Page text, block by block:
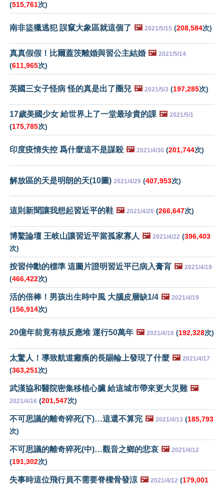
(515,761次)
南非盜獵逃犯 誤竄大象區就這個了 🖼️ 2021/5/15 (208,584次)
真真假假！比爾蓋茨離婚與習公主結婚 🖼️ 2021/5/14
(611,965次)
英國三女子怪病 怪的真是出了圈兒 🖼️ 2021/5/3 (197,285次)
17歲美國少女 給世界上了一堂最珍貴的課 🖼️ 2021/5/1
(175,785次)
印度疫情失控 爲什麼這不是謀殺 🖼️ 2021/4/30 (201,744次)
解放區的天是明朗的天(10圖) 2021/4/29 (407,953次)
這則新聞讓我想起習近平的鞋 🖼️ 2021/4/26 (266,647次)
博鰲論壇 王岐山讓習近平當孤家寡人 🖼️ 2021/4/22 (396,403
次)
按習仲勳的標準 這圖片證明習近平已病入膏肓 🖼️ 2021/4/19
(466,422次)
活的倍棒！男孩出生時中風 大腦皮層缺1/4 🖼️ 2021/4/19
(156,914次)
20億年前竟有核反應堆 運行50萬年 🖼️ 2021/4/18 (192,328次)
太驚人！導致航道癱瘓的長賜輪上發現了什麼 🖼️ 2021/4/17
(363,251次)
武漢協和醫院密集移植心臟 給這城市帶來更大災難 🖼️
2021/4/16 (201,547次)
不可思議的離奇猝死(下)…這還不算完 🖼️ 2021/4/13 (185,793
次)
不可思議的離奇猝死(中)…觀音之鄉的悲哀 🖼️ 2021/4/12
(191,302次)
失事時這位飛行員不需要脊樑骨發涼 🖼️ 2021/4/12 (179,001